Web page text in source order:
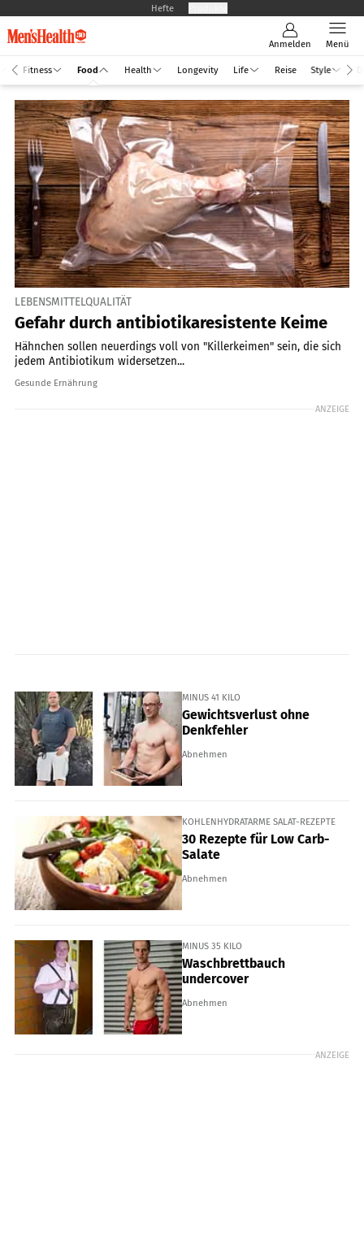
Hefte
Anmelden Menü
Fitness Food Health Longevity Life Reise Style
LEBENSMITTELQUALITÄT
Gefahr durch antibiotikaresistente Keime
Hähnchen sollen neuerdings voll von "Killerkeimen" sein, die sich
jedem Antibiotikum widersetzen...
Gesunde Ernährung
ANZEIGE
MINUS 41 KILO
Gewichtsverlust ohne
Denkfehler
Abnehmen
KOHLENHYDRATARME SALAT-REZEPTE
30 Rezepte für Low Carb-
Salate
Abnehmen
MINUS 35 KILO
Waschbrettbauch
undercover
Abnehmen
ANZEIGE